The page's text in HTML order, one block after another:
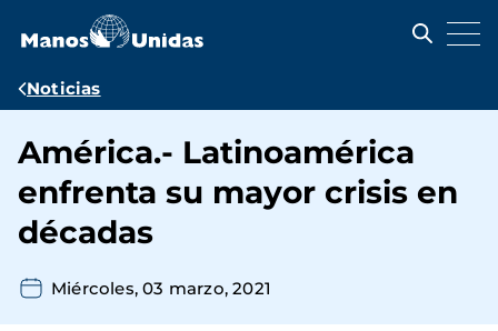
contenido
Ruta
navegación
Noticias
América.- Latinoamérica
enfrenta su mayor crisis en
décadas
Miércoles, 03 marzo, 2021